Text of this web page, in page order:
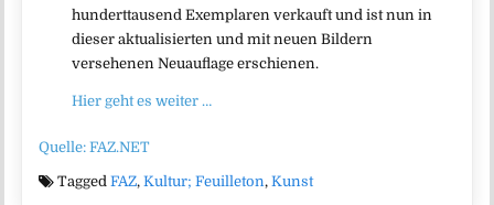
hunderttausend Exemplaren verkauft und ist nun in
dieser aktualisierten und mit neuen Bildern
versehenen Neuauflage erschienen.
Hier geht es weiter …
Quelle: FAZ.NET
TaggedFAZ,Kultur; Feuilleton,Kunst